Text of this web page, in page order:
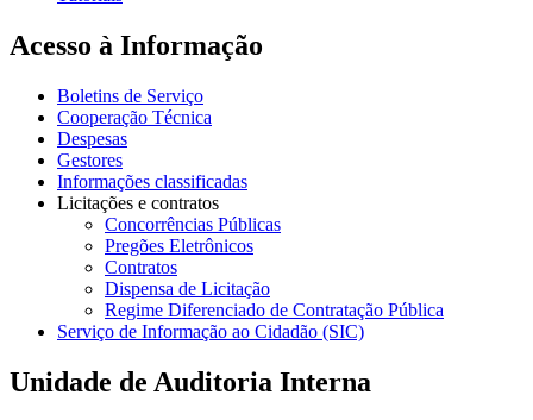
Acesso à Informação
Boletins de Serviço
Cooperação Técnica
Despesas
Gestores
Informações classificadas
Licitações e contratos
Concorrências Públicas
Pregões Eletrônicos
Contratos
Dispensa de Licitação
Regime Diferenciado de Contratação Pública
Serviço de Informação ao Cidadão (SIC)
Unidade de Auditoria Interna